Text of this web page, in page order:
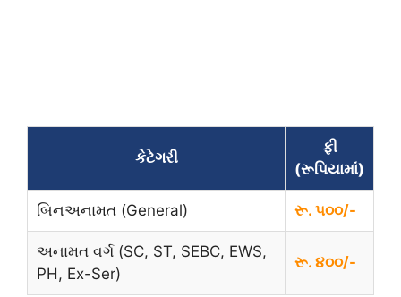
કેટેગરી
ફી
(રૂપિયામાં)
બિનઅનામત (General) રૂ. ૫૦૦/-
અનામત વર્ગ (SC, ST, SEBC, EWS,
PH, Ex-Ser)
રૂ. ૪૦૦/-